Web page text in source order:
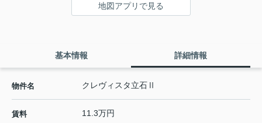
地図アプリで見る
基本情報 詳細情報
物件名 クレヴィスタ立石Ⅱ
賃料 11.3万円